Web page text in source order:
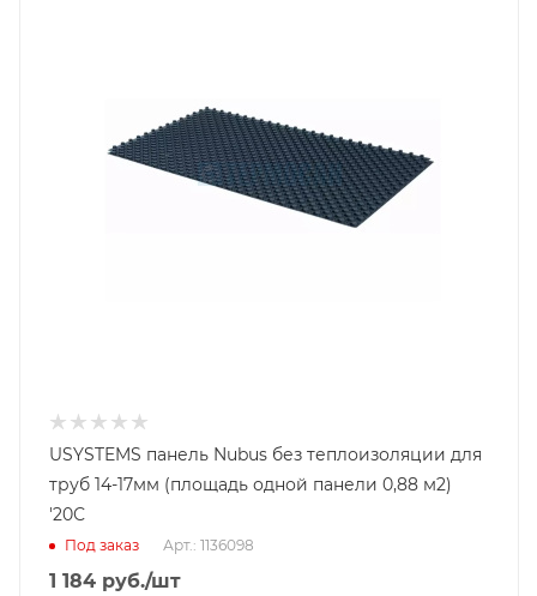
USYSTEMS панель Nubus без теплоизоляции для
труб 14-17мм (площадь одной панели 0,88 м2)
'20С
Под заказ Арт.: 1136098
1 184 руб./шт